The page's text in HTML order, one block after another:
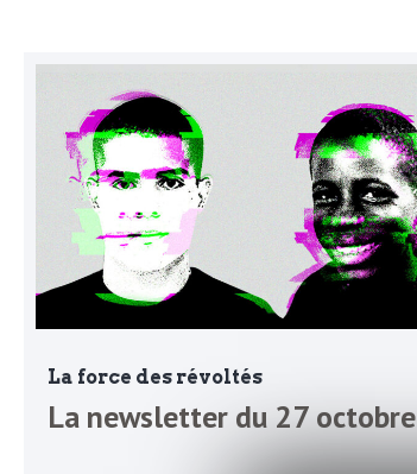
a
l
e
L
e
D
e
w
s
l
e
t
e
r
La force des révoltés
La newsletter du 27 octobre